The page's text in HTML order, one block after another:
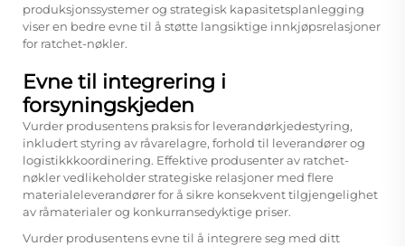
produksjonssystemer og strategisk kapasitetsplanlegging
viser en bedre evne til å støtte langsiktige innkjøpsrelasjoner
for ratchet-nøkler.
Evne til integrering i
forsyningskjeden
Vurder produsentens praksis for leverandørkjedestyring,
inkludert styring av råvarelagre, forhold til leverandører og
logistikkkoordinering. Effektive produsenter av ratchet-
nøkler vedlikeholder strategiske relasjoner med flere
materialeleverandører for å sikre konsekvent tilgjengelighet
av råmaterialer og konkurransedyktige priser.
Vurder produsentens evne til å integrere seg med ditt